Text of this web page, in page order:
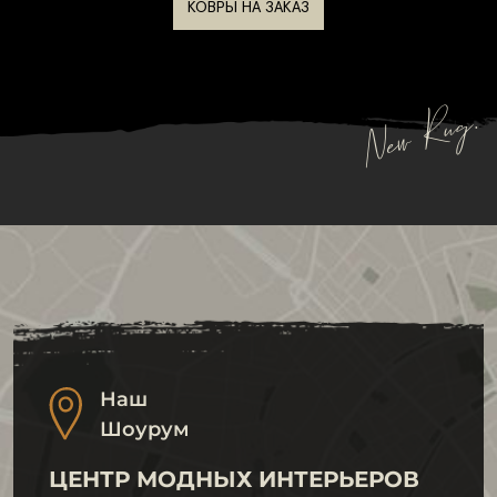
Высокий ворс и плотное основание всех
перечисленных материалов обеспечивают
Современные дизайнерские коллекции мягких
ковров от
узоров, фактур и цветовых решений, позволяя
создавать уникальные композиции в интерьере.
КОВРЫ НА ЗАКАЗ
New Rug.
Наш
Шоурум
ЦЕНТР МОДНЫХ ИНТЕРЬЕРОВ